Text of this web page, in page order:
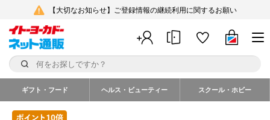
【大切なお知らせ】ご登録情報の継続利用に関するお願い
ギフト・フード ヘルス・ビューティー スクール・ホビー